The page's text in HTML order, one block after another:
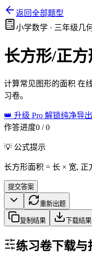
返回全部题型
小学数学 · 三年级几
长方形/正
计算常见图形的面积 在
习卷。
👑 升级 Pro 解锁纯净导出
作答进度0 /0
💡 公式提示
长方形面积 = 长 × 宽, 正
提交答案
重新出题
复制结果 下载结果
练习卷下载与